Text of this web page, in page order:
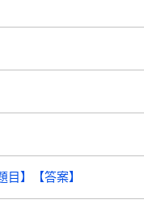
目】【答案】